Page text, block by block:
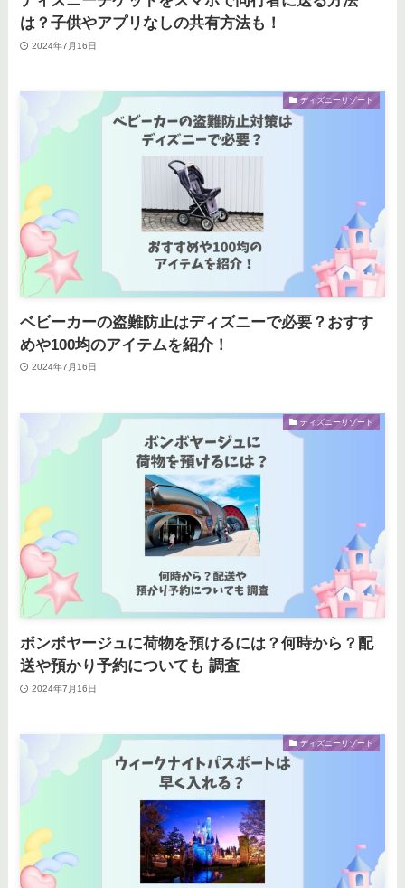
は？子供やアプリなしの共有方法も！
2024年7月16日
ディズニーリゾート
ベビーカーの盗難防止はディズニーで必要？おすす
めや100均のアイテムを紹介！
2024年7月16日
ディズニーリゾート
ボンボヤージュに荷物を預けるには？何時から？配
送や預かり予約についても 調査
2024年7月16日
ディズニーリゾート